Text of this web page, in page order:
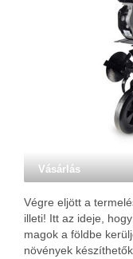
Vásárlás
Végre eljött a
illeti! Itt az ideje,
magok a földbe
növények